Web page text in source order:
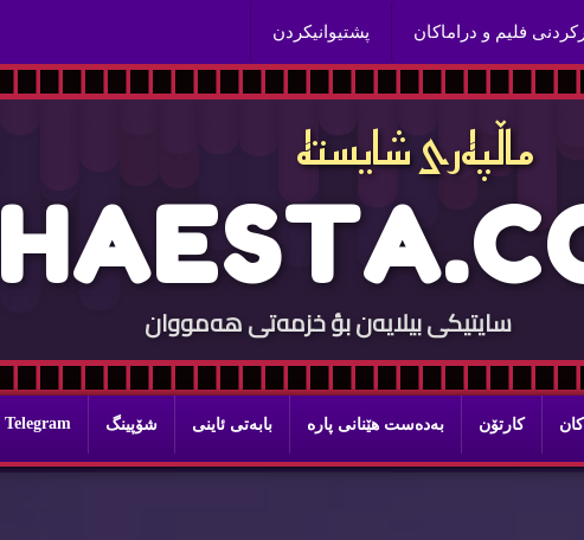
فلیم و دراماكان پشتیوانیكردن
ماڵپه‌ری شایسته‌
HAESTA.C
سایتيكی بيلایه‌ن بؤ خزمه‌تی هه‌مووان
كارتۆن به‌ده‌ست هێنانی پاره‌ بابه‌تی ئاینی شۆپینگ Telegram